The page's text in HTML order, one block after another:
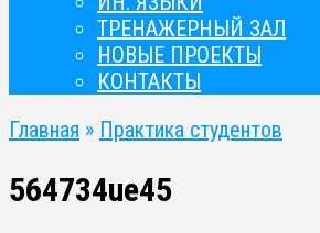
ТРЕНАЖЕРНЫЙ ЗАЛ
НОВЫЕ ПРОЕКТЫ
КОНТАКТЫ
Главная » Практика студентов
564734ue45